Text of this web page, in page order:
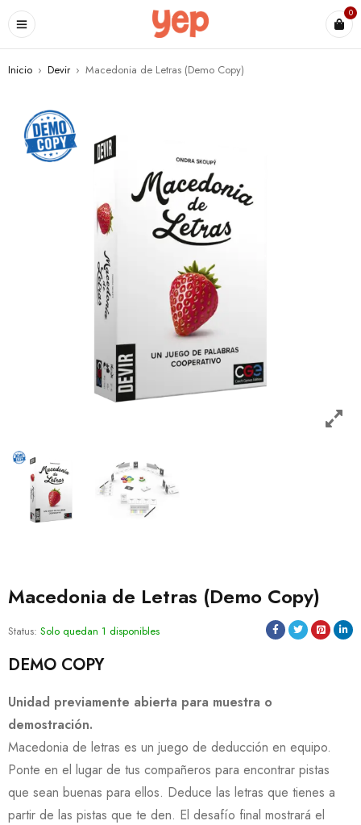
0
Inicio › Devir › Macedonia de Letras (Demo Copy)
Macedonia de Letras (Demo Copy)
Status: Solo quedan 1 disponibles
DEMO COPY
Unidad previamente abierta para muestra o
demostración.
Macedonia de letras es un juego de deducción en equipo.
Ponte en el lugar de tus compañeros para encontrar pistas
que sean buenas para ellos. Deduce las letras que tienes a
partir de las pistas que te den. El desafío final mostrará el